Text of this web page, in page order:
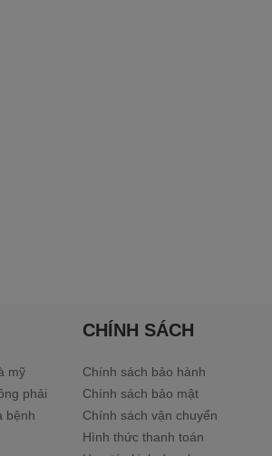
mỹ
phải
bệnh
CHÍNH SÁCH
Chính sách bảo hành
Chính sách bảo mật
Chính sách vận chuyển
Hình thức thanh toán